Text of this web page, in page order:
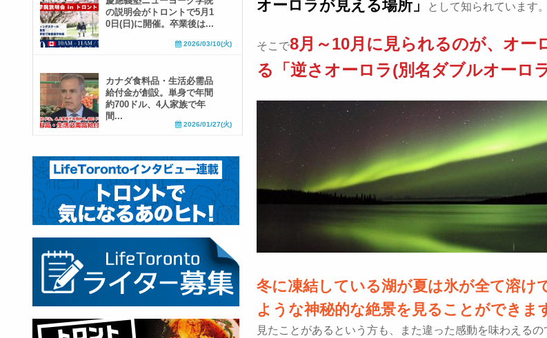
オーロラが見える場所」
として知られています。
そこで8月～10月に見られるのが、オー
る「逆さオーロラ(別名ダブルオーロラ
冬に凍結している湖が夏は氷が全て溶け
ような神秘的な絶景を見ることができま
見たことがあるという方も、また違った感動を味わえるの
の説明会がトロントで5月1
0日(日)に開催。卒業後は...
2026/03/10(火)
カナダ食料品・生活必需品
給付金が創設。単身で年間
約700ドル、4人家族で年
間...
2026/01/27(火)